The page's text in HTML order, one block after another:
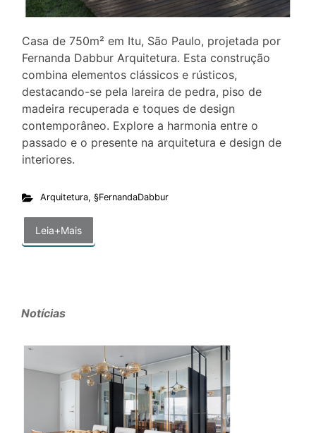
Casa de 750m² em Itu, São Paulo, projetada por
Fernanda Dabbur Arquitetura. Esta construção
combina elementos clássicos e rústicos,
destacando-se pela lareira de pedra, piso de
madeira recuperada e toques de design
contemporâneo. Explore a harmonia entre o
passado e o presente na arquitetura e design de
interiores.
Arquitetura, §FernandaDabbur
Leia+Mais
Notícias